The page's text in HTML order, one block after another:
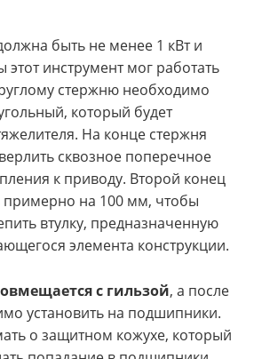
быть не менее 1 кВт и
этот инструмент мог работать
стержню необходимо
который будет
На конце стержня
сквозное поперечное
к приводу. Второй конец
примерно на 100 мм, чтобы
втулку, предназначенную
элемента конструкции.
с гильзой, а после
установить на подшипники.
о защитном кожухе, который